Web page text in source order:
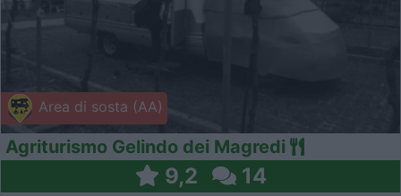
Area di sosta (AA)
Agriturismo Gelindo dei Magredi
9,2 14